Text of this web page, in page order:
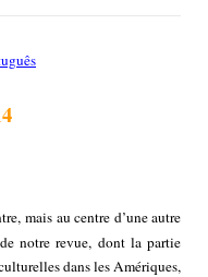
mais au centre d’une autre
notre revue, dont la partie
dans les Amériques,